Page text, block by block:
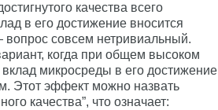
качества всего
в его достижение вносится
совсем нетривиальный.
когда при общем высоком
вклад микросреды в его достижение
Этот эффект можно назвать
качества”, что означает: